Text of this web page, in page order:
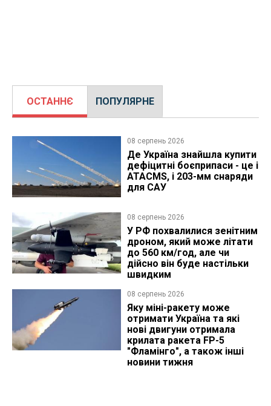
ОСТАННЄ ПОПУЛЯРНЕ
08 серпень 2026
Де Україна знайшла купити
дефіцитні боєприпаси - це і
ATACMS, і 203-мм снаряди
для САУ
08 серпень 2026
У РФ похвалилися зенітним
дроном, який може літати
до 560 км/год, але чи
дійсно він буде настільки
швидким
08 серпень 2026
Яку міні-ракету може
отримати Україна та які
нові двигуни отримала
крилата ракета FP-5
"Фламінго", а також інші
новини тижня